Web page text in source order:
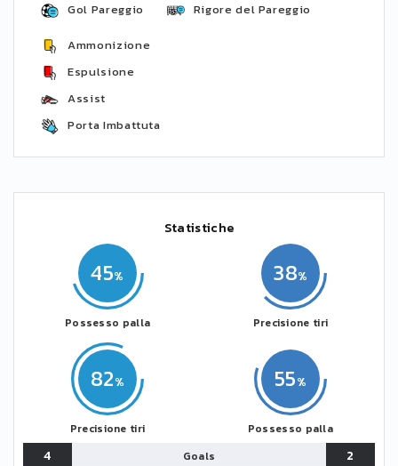
Gol Pareggio
Rigore del Pareggio
Ammonizione
Espulsione
Assist
Porta Imbattuta
Statistiche
45
Possesso palla
82
Precisione tiri
55
Possesso palla
38
Precisione tiri
4 Goals
2